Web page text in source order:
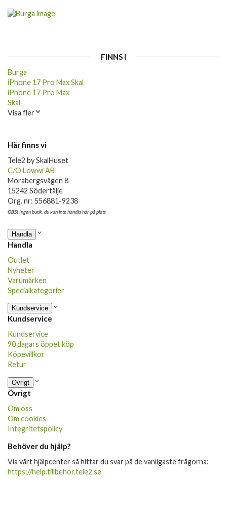
FINNS I
Burga
iPhone 17 Pro Max Skal
iPhone 17 Pro Max
Skal
Visa fler
Här finns vi
Tele2 by SkalHuset
C/O Lowwi AB
Morabergsvägen 8
15242 Södertälje
Org. nr: 556881-9238
OBS!Ingen butik, du kan inte handla här på plats
Handla
Handla
Outlet
Nyheter
Varumärken
Specialkategorier
Kundservice
Kundservice
Kundservice
90 dagars öppet köp
Köpevillkor
Retur
Övrigt
Övrigt
Om oss
Om cookies
Integritetspolicy
Behöver du hjälp?
Via vårt hjälpcenter så hittar du svar på de vanligaste frågorna:
https://help.tillbehor.tele2.se